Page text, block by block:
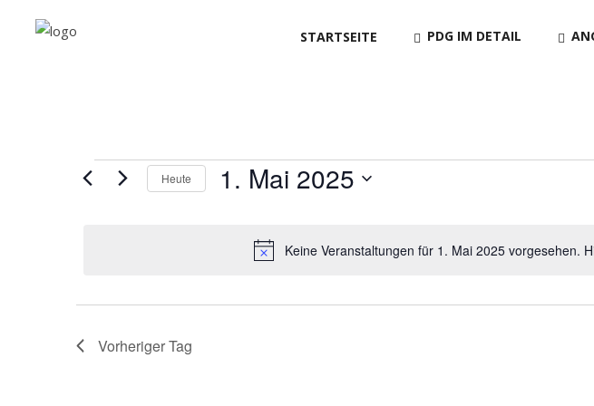
STARTSEITE PDG IM DETAIL
Veranstaltungen
Mai
Keine Veranstaltungen für 1. Mai 2025 vorgesehen.
Heute 1. Mai 2025
Vorheriger Tag